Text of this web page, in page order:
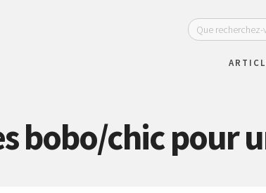
bobo/chic pour